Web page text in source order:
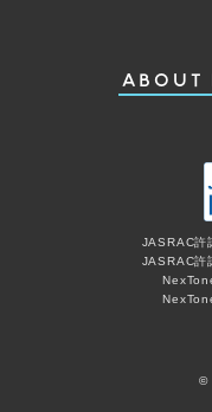
ABOUT
JASRAC
JASRAC
©